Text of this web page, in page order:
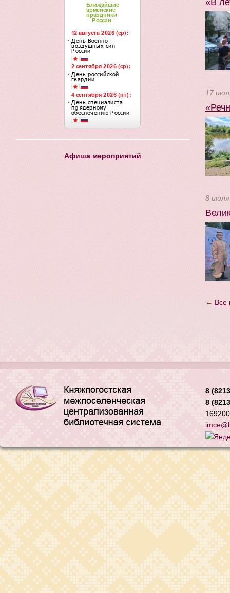
Афиша мероприятий
«В
17
8
← Все
8
8